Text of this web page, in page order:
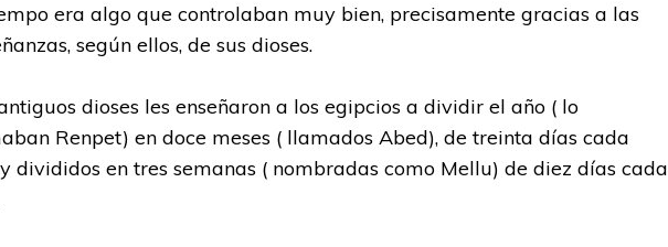
era algo que controlaban muy bien, precisamente gracias a las
según ellos, de sus dioses.
dioses les enseñaron a los egipcios a dividir el año ( lo
Renpet) en doce meses ( llamados Abed), de treinta días cada
divididos en tres semanas ( nombradas como Mellu) de diez días cada